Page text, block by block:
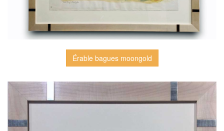
Érable bagues moongold